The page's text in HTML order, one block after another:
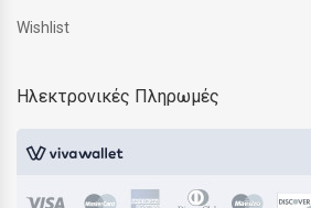
Wishlist
Ηλεκτρονικές Πληρωμές